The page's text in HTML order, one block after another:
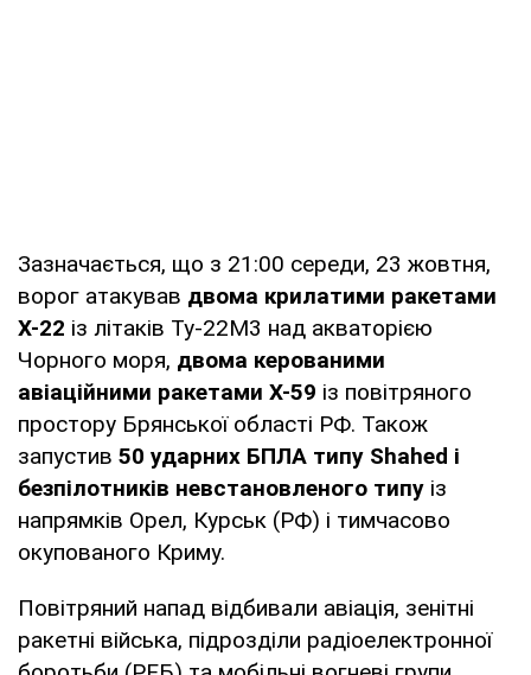
Зазначається, що з 21:00 середи, 23 жовтня,
ворог атакував двома крилатими ракетами
Х-22 із літаків Ту-22М3 над акваторією
Чорного моря, двома керованими
авіаційними ракетами Х-59 із повітряного
простору Брянської області РФ. Також
запустив 50 ударних БПЛА типу Shahed і
безпілотників невстановленого типу із
напрямків Орел, Курськ (РФ) і тимчасово
окупованого Криму.
Повітряний напад відбивали авіація, зенітні
ракетні війська, підрозділи радіоелектронної